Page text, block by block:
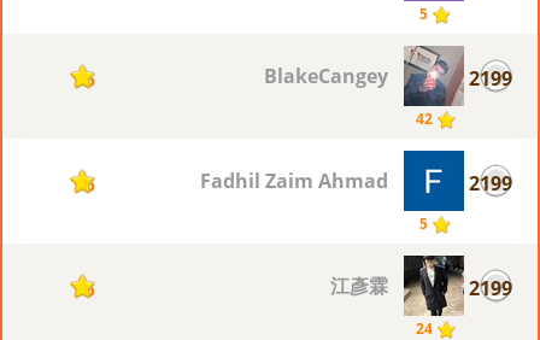
5
2199
42
BlakeCangey
5
2199
5
Fadhil Zaim Ahmad
5
2199
24
江彥霖
5